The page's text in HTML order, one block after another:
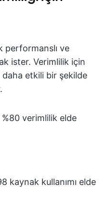
performanslı ve
ister. Verimlilik için
etkili bir şekilde
verimlilik elde
kaynak kullanımı elde